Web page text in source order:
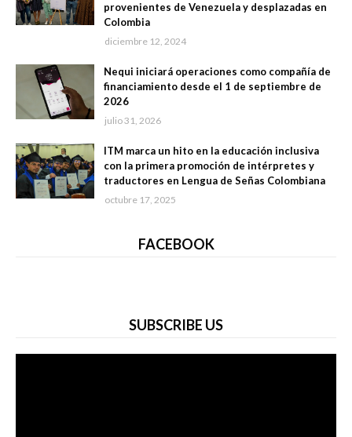
provenientes de Venezuela y desplazadas en
Colombia
diciembre 12, 2024
Nequi iniciará operaciones como compañía de
financiamiento desde el 1 de septiembre de
2026
julio 31, 2026
ITM marca un hito en la educación inclusiva
con la primera promoción de intérpretes y
traductores en Lengua de Señas Colombiana
octubre 17, 2025
FACEBOOK
SUBSCRIBE US